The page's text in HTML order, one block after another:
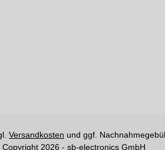
Versandkosten und ggf.
2026 - sb-electronics GmbH